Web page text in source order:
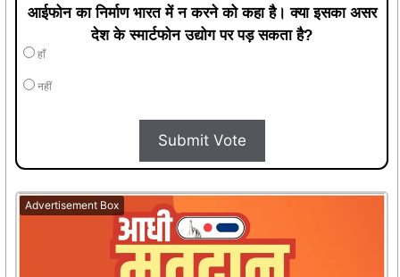
आईफोन का निर्माण भारत में न करने को कहा है। क्या इसका असर
देश के स्मार्टफोन उद्योग पर पड़ सकता है?
हाँ
नहीं
Submit Vote
Advertisement Box